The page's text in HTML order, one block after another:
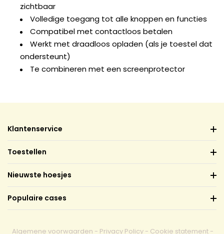
zichtbaar
Volledige toegang tot alle knoppen en functies
Compatibel met contactloos betalen
Werkt met draadloos opladen (als je toestel dat
ondersteunt)
Te combineren met een screenprotector
Klantenservice
Toestellen
Nieuwste hoesjes
Populaire cases
Algemene voorwaarden - Privacy Policy - Cookie statement -